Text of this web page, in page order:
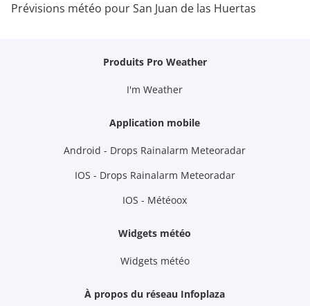
Prévisions météo pour San Juan de las Huertas
Produits Pro Weather
I'm Weather
Application mobile
Android - Drops Rainalarm Meteoradar
IOS - Drops Rainalarm Meteoradar
IOS - Météoox
Widgets météo
Widgets météo
À propos du réseau Infoplaza